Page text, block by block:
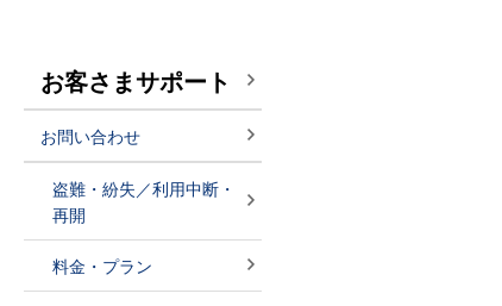
お客さまサポート
お問い合わせ
盗難・紛失／利用中断・
再開
料金・プラン